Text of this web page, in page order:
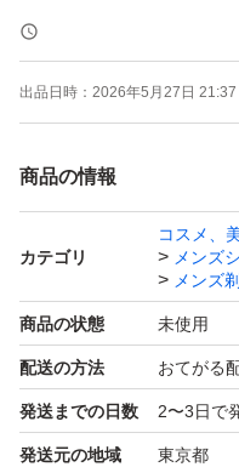
純正品と比べて金額は3
も経済的です。
ジレットフュージョンシ
落札後、3日以内に発送
ポスト投函となりますが
が入りますのでご自身で
商品に問題がある場合は
出品日時： 2026年5月27日 21:37
商品の情報
カテゴリ
コスメ、
メンズ
メンズ
商品の状態 未使用
配送の方法 おてがる
発送までの日数 2〜3日で
発送元の地域 東京都